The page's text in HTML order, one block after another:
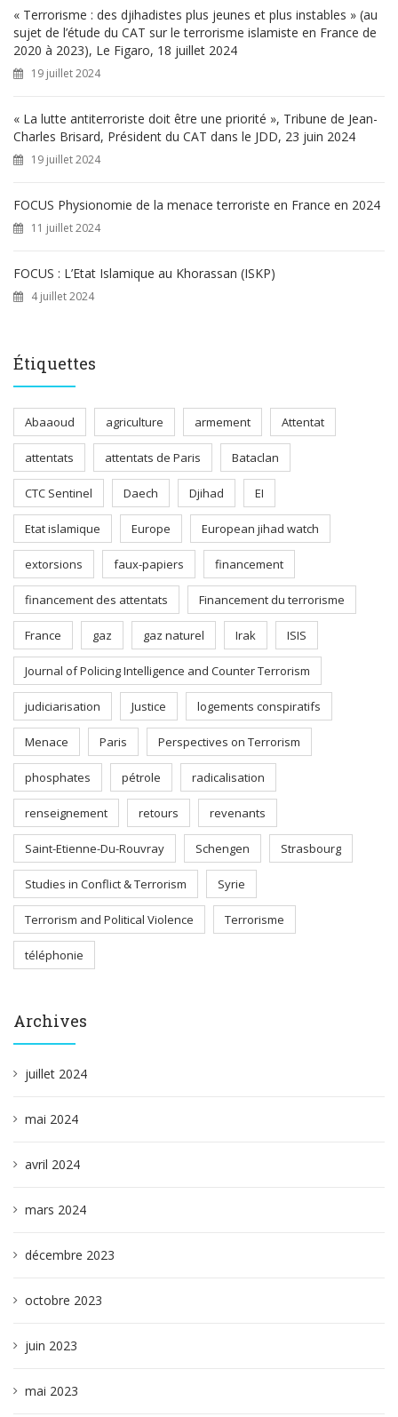
« Terrorisme : des djihadistes plus jeunes et plus instables » (au
sujet de l’étude du CAT sur le terrorisme islamiste en France de
2020 à 2023), Le Figaro, 18 juillet 2024
19 juillet 2024
« La lutte antiterroriste doit être une priorité », Tribune de Jean-
Charles Brisard, Président du CAT dans le JDD, 23 juin 2024
19 juillet 2024
FOCUS Physionomie de la menace terroriste en France en 2024
11 juillet 2024
FOCUS : L’Etat Islamique au Khorassan (ISKP)
4 juillet 2024
Étiquettes
Abaaoud agriculture armement Attentat
attentats attentats de Paris Bataclan
CTC Sentinel Daech Djihad EI
Etat islamique Europe European jihad watch
extorsions faux-papiers financement
financement des attentats Financement du terrorisme
France gaz gaz naturel Irak ISIS
Journal of Policing Intelligence and Counter Terrorism
judiciarisation Justice logements conspiratifs
Menace Paris Perspectives on Terrorism
phosphates pétrole radicalisation
renseignement retours revenants
Saint-Etienne-Du-Rouvray Schengen Strasbourg
Studies in Conflict & Terrorism Syrie
Terrorism and Political Violence Terrorisme
téléphonie
Archives
juillet 2024
mai 2024
avril 2024
mars 2024
décembre 2023
octobre 2023
juin 2023
mai 2023